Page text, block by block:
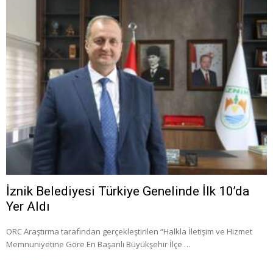
İznik Belediyesi Türkiye Genelinde İlk 10’da
Yer Aldı
ORC Araştırma tarafından gerçekleştirilen “Halkla İletişim ve Hizmet
Memnuniyetine Göre En Başarılı Büyükşehir İlçe …